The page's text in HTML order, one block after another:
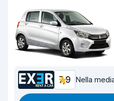
7,9 Nella